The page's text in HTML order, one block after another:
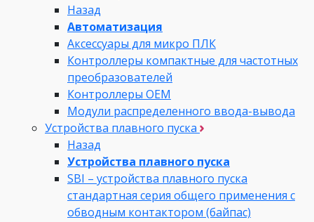
Назад
Автоматизация
Аксессуары для микро ПЛК
Контроллеры компактные для частотных
преобразователей
Контроллеры ОЕМ
Модули распределенного ввода-вывода
Устройства плавного пуска
Назад
Устройства плавного пуска
SBI – устройства плавного пуска
стандартная серия общего применения с
обводным контактором (байпас)